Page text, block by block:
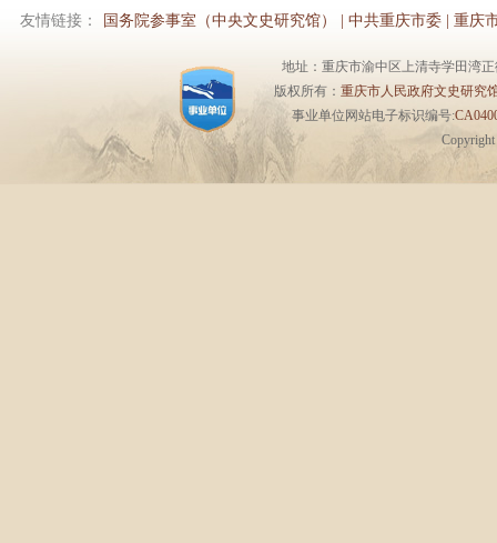
友情链接： 国务院参事室（中央文史研究馆） 中共重庆市委 重庆
地址：重庆市渝中区上清寺学田湾
版权所有： 重庆市人民政府文史研究
事业单位网站电子标识编号: